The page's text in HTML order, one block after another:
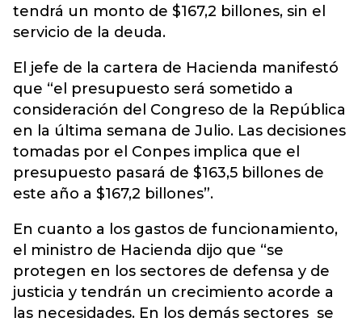
tendrá un monto de $167,2 billones, sin el
servicio de la deuda.
El jefe de la cartera de Hacienda manifestó
que “el presupuesto será sometido a
consideración del Congreso de la República
en la última semana de Julio. Las decisiones
tomadas por el Conpes implica que el
presupuesto pasará de $163,5 billones de
este año a $167,2 billones”.
En cuanto a los gastos de funcionamiento,
el ministro de Hacienda dijo que “se
protegen en los sectores de defensa y de
justicia y tendrán un crecimiento acorde a
las necesidades. En los demás sectores se